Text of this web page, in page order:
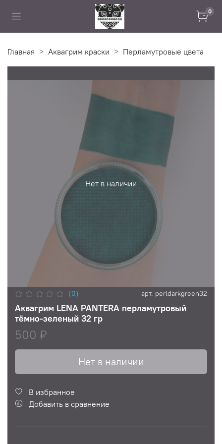
0
Главная Аквагрим краски Перламутровые цвета
Нет в наличии
(0) арт. perldarkgreen32
Аквагрим LENA PANTERA перламутровый
тёмно-зеленый 32 гр
500 ₽
Нет в наличии
В избранное
Добавить в сравнение